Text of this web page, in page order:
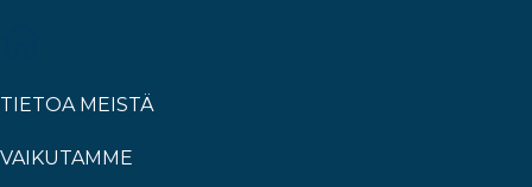
TIETOA MEISTÄ
VAIKUTAMME